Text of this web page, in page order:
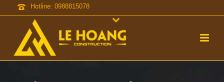
Hotline: 0988815078